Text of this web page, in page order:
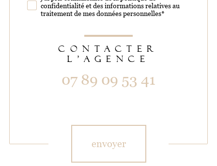
confidentialité et des informations relatives au
traitement de mes données personnelles*
CONTACTER
L'AGENCE
07 89 09 53 41
envoyer